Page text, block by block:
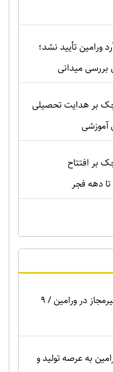
ورامین تأیید نشد؛
میدانی
بر هدایت تحصیلی
آموزشی
بر افتتاح
دهه فجر
پلمپ دو عطاری غیرمجاز در ورامین / ۹
به عرصه تولید و